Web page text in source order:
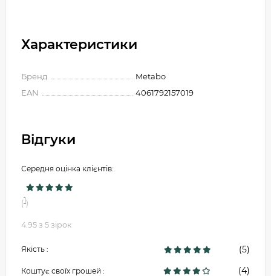
Характеристики
Бренд
Metabo
EAN
4061792157019
Відгуки
Середня оцінка клієнтів:
(1)
4.95 з 5 зірок
Якість : (5)
Коштує своїх грошей : (4)